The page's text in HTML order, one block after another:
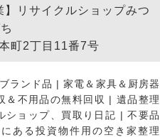
リサイクルショップみつ
町2丁目11番7号
ランド品 |家電＆家具＆厨房器
＆不用品の無料回収 | 遺品整理
ショップ、買取り日記 |不要品
ある投資物件用の空き家整理